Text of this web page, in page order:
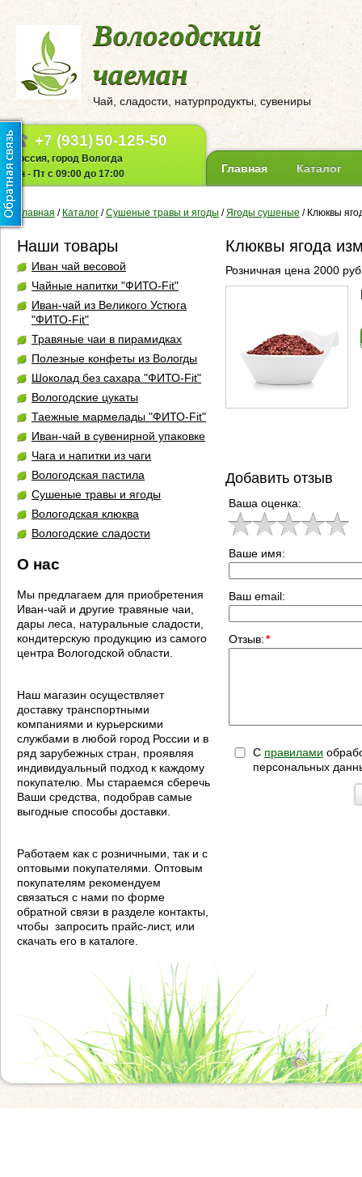
Вологодский
чаеман
Чай, сладости, натурпродукты, сувениры
+7 (931)50-125-50
Россия, город Вологда
Пн - Пт с 09:00 до 17:00
Главная Каталог
Главная / Каталог / Сушеные травы и ягоды / Ягоды сушеные / Клюквы
Наши товары
Иван чай весовой
Чайные напитки "ФИТО-Fit"
Иван-чай из Великого Устюга
"ФИТО-Fit"
Травяные чаи в пирамидках
Полезные конфеты из Вологды
Шоколад без сахара "ФИТО-Fit"
Вологодские цукаты
Таежные мармелады "ФИТО-Fit"
Иван-чай в сувенирной упаковке
Чага и напитки из чаги
Вологодская пастила
Сушеные травы и ягоды
Вологодская клюква
Вологодские сладости
О нас
Мы предлагаем для приобретения
Иван-чай и другие травяные чаи,
дары леса, натуральные сладости,
кондитерскую продукцию из самого
центра Вологодской области.
Наш магазин осуществляет
доставку транспортными
компаниями и курьерскими
службами в любой город России и в
ряд зарубежных стран, проявляя
индивидуальный подход к каждому
покупателю. Мы стараемся сберечь
Ваши средства, подобрав самые
выгодные способы доставки.
Работаем как с розничными, так и с
оптовыми покупателями. Оптовым
покупателям рекомендуем
связаться с нами по форме
обратной связи в разделе контакты,
чтобы запросить прайс-лист, или
скачать его в каталоге.
Клюквы ягода
Розничная цена 2000
Добавить отзыв
Ваша оценка:
Ваше имя:
Ваш email:
Отзыв:*
С правилами
персональных